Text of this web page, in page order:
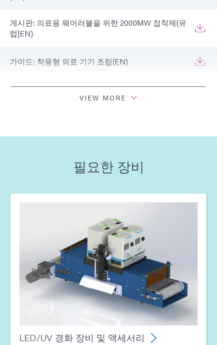
게시판: 의료용 웨어러블을 위한 2000MW 접착제(유
럽|EN)
가이드: 착용형 의료 기기 조립(EN)
가이드: 광중합 장비(아메리카|ES)
가이드: 분배 장비(아메리카|ES)
가이드: 분배 장비(유럽|EN)
가이드: 분배 장비(아시아|EN)
VIEW MORE
필요한 장비
LED/UV 경화 장비 및 액세서리